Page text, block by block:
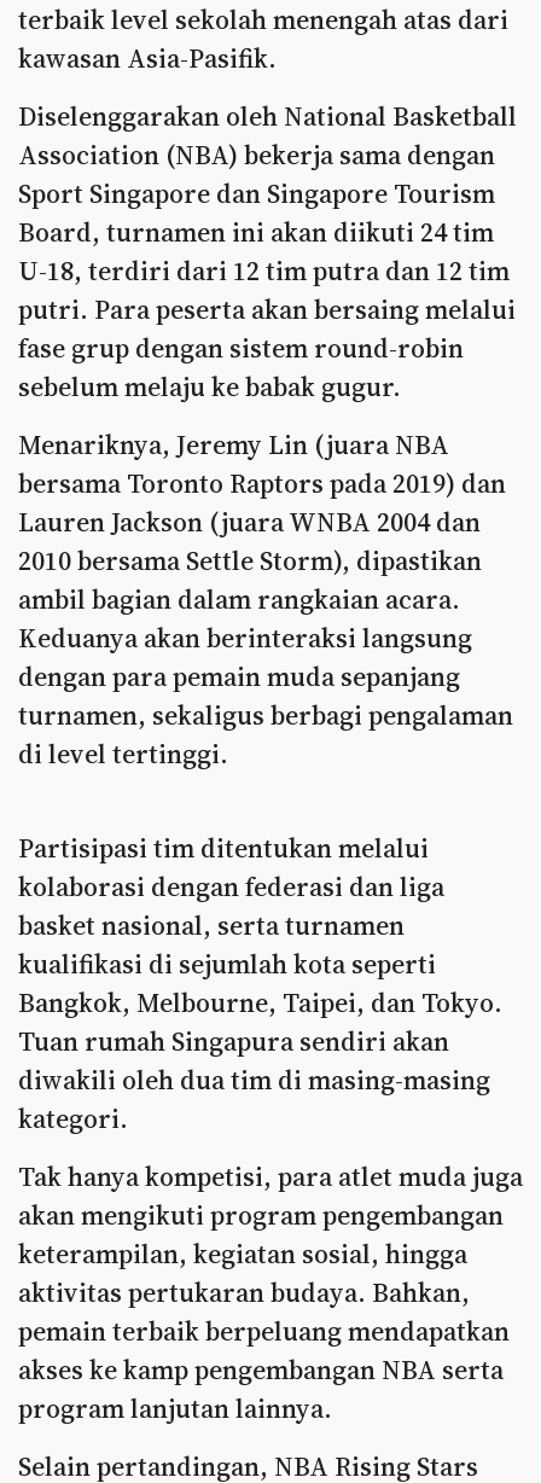
terbaik level sekolah menengah atas dari
kawasan Asia-Pasifik.
Diselenggarakan oleh National Basketball
Association (NBA) bekerja sama dengan
Sport Singapore dan Singapore Tourism
Board, turnamen ini akan diikuti 24 tim
U-18, terdiri dari 12 tim putra dan 12 tim
putri. Para peserta akan bersaing melalui
fase grup dengan sistem round-robin
sebelum melaju ke babak gugur.
Menariknya, Jeremy Lin (juara NBA
bersama Toronto Raptors pada 2019) dan
Lauren Jackson (juara WNBA 2004 dan
2010 bersama Settle Storm), dipastikan
ambil bagian dalam rangkaian acara.
Keduanya akan berinteraksi langsung
dengan para pemain muda sepanjang
turnamen, sekaligus berbagi pengalaman
di level tertinggi.
Partisipasi tim ditentukan melalui
kolaborasi dengan federasi dan liga
basket nasional, serta turnamen
kualifikasi di sejumlah kota seperti
Bangkok, Melbourne, Taipei, dan Tokyo.
Tuan rumah Singapura sendiri akan
diwakili oleh dua tim di masing-masing
kategori.
Tak hanya kompetisi, para atlet muda juga
akan mengikuti program pengembangan
keterampilan, kegiatan sosial, hingga
aktivitas pertukaran budaya. Bahkan,
pemain terbaik berpeluang mendapatkan
akses ke kamp pengembangan NBA serta
program lanjutan lainnya.
Selain pertandingan, NBA Rising Stars